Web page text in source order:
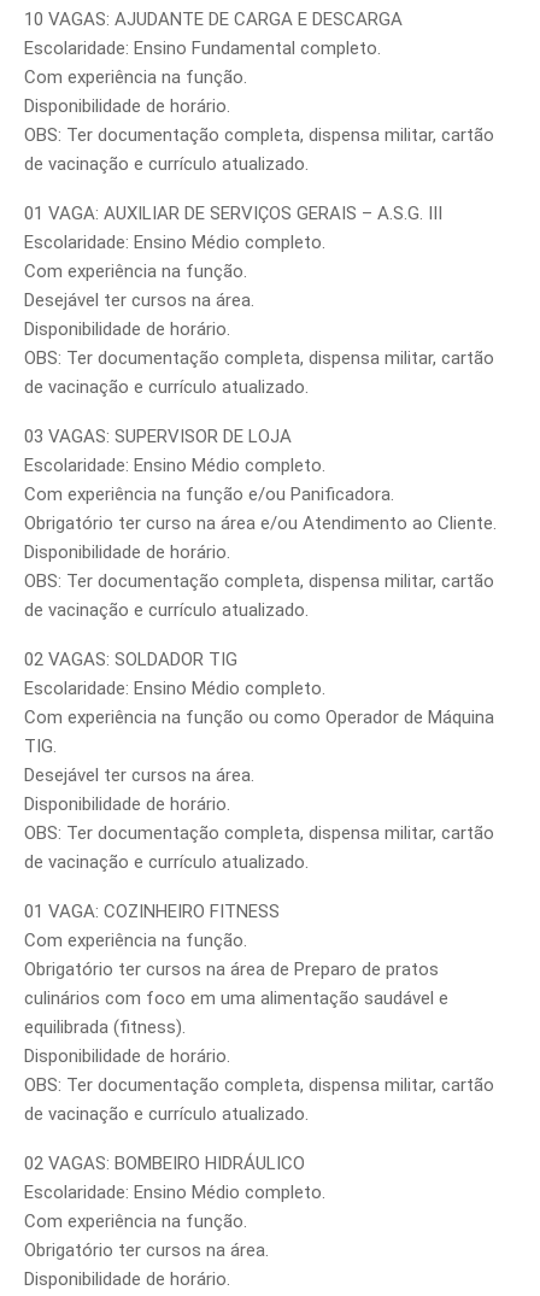
10 VAGAS: AJUDANTE DE CARGA E DESCARGA
Escolaridade: Ensino Fundamental completo.
Com experiência na função.
Disponibilidade de horário.
OBS: Ter documentação completa, dispensa militar, cartão
de vacinação e currículo atualizado.
01 VAGA: AUXILIAR DE SERVIÇOS GERAIS – A.S.G. III
Escolaridade: Ensino Médio completo.
Com experiência na função.
Desejável ter cursos na área.
Disponibilidade de horário.
OBS: Ter documentação completa, dispensa militar, cartão
de vacinação e currículo atualizado.
03 VAGAS: SUPERVISOR DE LOJA
Escolaridade: Ensino Médio completo.
Com experiência na função e/ou Panificadora.
Obrigatório ter curso na área e/ou Atendimento ao Cliente.
Disponibilidade de horário.
OBS: Ter documentação completa, dispensa militar, cartão
de vacinação e currículo atualizado.
02 VAGAS: SOLDADOR TIG
Escolaridade: Ensino Médio completo.
Com experiência na função ou como Operador de Máquina
TIG.
Desejável ter cursos na área.
Disponibilidade de horário.
OBS: Ter documentação completa, dispensa militar, cartão
de vacinação e currículo atualizado.
01 VAGA: COZINHEIRO FITNESS
Com experiência na função.
Obrigatório ter cursos na área de Preparo de pratos
culinários com foco em uma alimentação saudável e
equilibrada (fitness).
Disponibilidade de horário.
OBS: Ter documentação completa, dispensa militar, cartão
de vacinação e currículo atualizado.
02 VAGAS: BOMBEIRO HIDRÁULICO
Escolaridade: Ensino Médio completo.
Com experiência na função.
Obrigatório ter cursos na área.
Disponibilidade de horário.